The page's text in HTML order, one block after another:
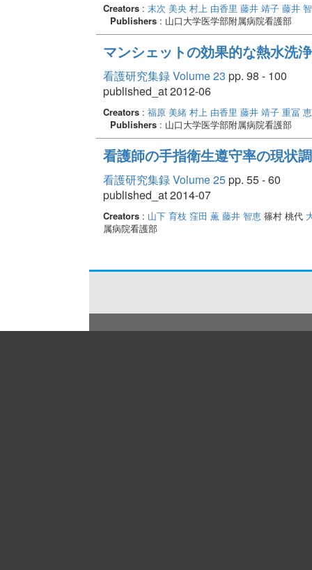
Creators: 末次 美央 村上 由香里 藤井 靖子 藤井
Publishers: 山口大学医学部附属病院看護部
マンシェットの効果的な熱水洗
看護研究集録 Volume 23 pp. 98 - 100
published_at 2012-06
Creators: 福原 美緒 村上 由香里 藤井 靖子 重冨
Publishers: 山口大学医学部附属病院看護部
看護師の手指衛生遵守率の現状
看護研究集録 Volume 25pp. 55 - 60
published_at 2014-07
Creators: 山下 育枝 窪田 薫 藤井 智恵篠村 桃代
属病院看護部